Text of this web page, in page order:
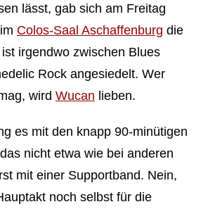
lässt, gab sich am Freitag
Colos-Saal Aschaffenburg die
irgendwo zwischen Blues
Rock angesiedelt. Wer
wird Wucan lieben.
es mit den knapp 90-minütigen
nicht etwa wie bei anderen
mit einer Supportband. Nein,
noch selbst für die